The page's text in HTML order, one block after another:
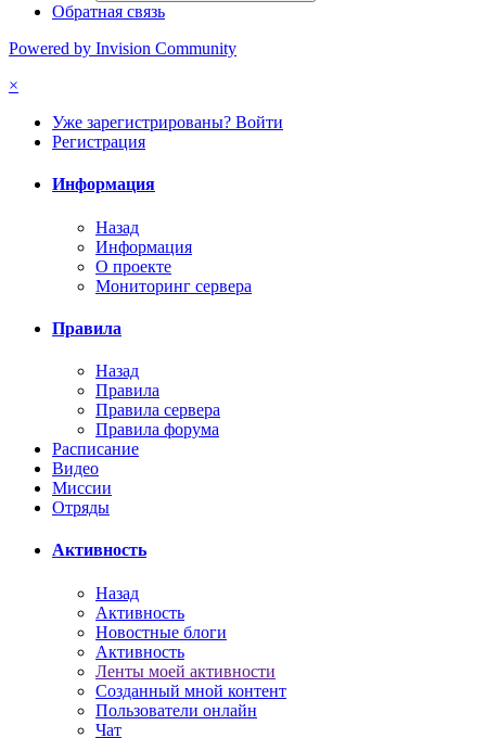
Обратная связь
Powered by Invision Community
×
Уже зарегистрированы? Войти
Регистрация
Информация
Назад
Информация
О проекте
Мониторинг сервера
Правила
Назад
Правила
Правила сервера
Правила форума
Расписание
Видео
Миссии
Отряды
Активность
Назад
Активность
Новостные блоги
Активность
Ленты моей активности
Созданный мной контент
Пользователи онлайн
Чат